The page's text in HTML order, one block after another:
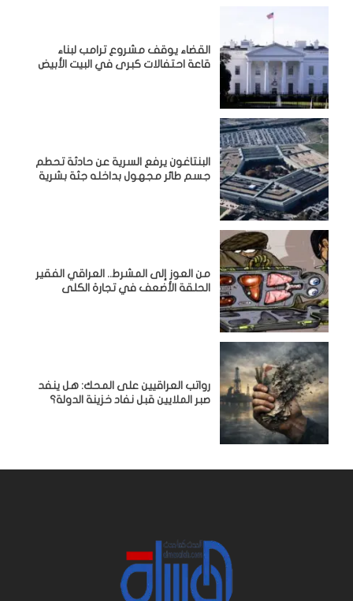
القضاء يوقف مشروع ترامب لبناء
قاعة احتفالات كبرى في البيت الأبيض
البنتاغون يرفع السرية عن حادثة تحطم
جسم طائر مجهول بداخله جثة بشرية
من العوز إلى المشرط.. العراقي الفقير
الحلقة الأضعف في تجارة الكلى
رواتب العراقيين على المحك: هل ينفد
صبر الملايين قبل نفاد خزينة الدولة؟